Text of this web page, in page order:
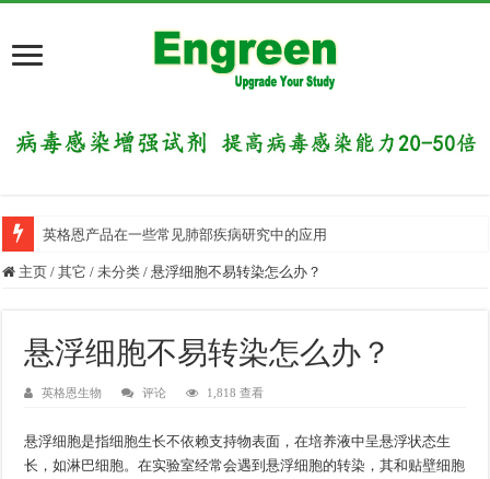
英格恩产品在一些常见肺部疾病研究中的应用
主页 / 其它 / 未分类 / 悬浮细胞不易转染怎么办？
悬浮细胞不易转染怎么办？
英格恩生物 评论 1,818 查看
悬浮细胞是指细胞生长不依赖支持物表面，在培养液中呈悬浮状态生
长，如淋巴细胞。在实验室经常会遇到悬浮细胞的转染，其和贴壁细胞